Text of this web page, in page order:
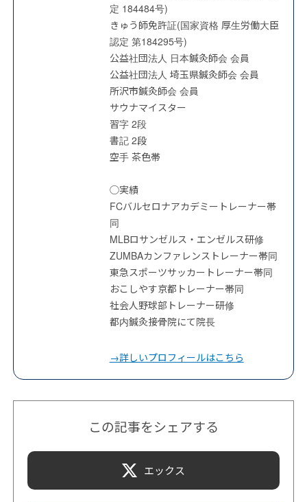
定 184484号)
きゅう師免許証(国家資格 厚生労働大臣
認定 第184295号)
公益社団法人 日本鍼灸師会 会員
公益社団法人 埼玉県鍼灸師会 会員
所沢市鍼灸師会 会員
サウナマイスター
習字 2段
書記 2段
空手 茶色帯
◯実績
FCバルセロナアカデミートレーナー帯
同
MLBロサンゼルス・エンゼルス研修
ZUMBAカンファレンストレーナー帯同
東急スポーツサッカートレーナー帯同
おこしやす京都トレーナー帯同
社会人野球部トレーナー研修
都内鍼灸接骨院にて院長
→詳しいプロフィールはこちら
この記事をシェアする
エックス